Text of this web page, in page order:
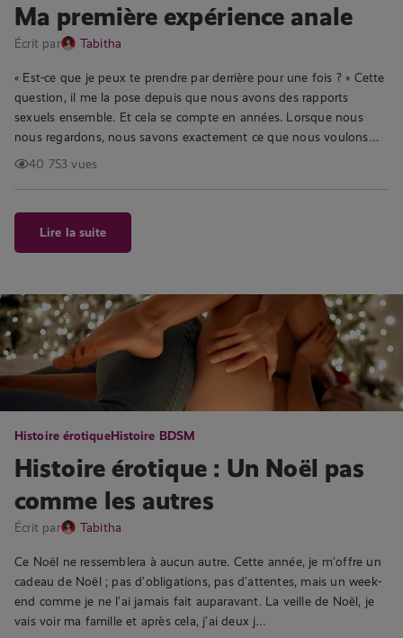
Ma première expérience anale
Écrit par Tabitha
« Est-ce que je peux te prendre par derrière pour une fois ? » Cette
question, il me la pose depuis que nous avons des rapports
sexuels ensemble. Et cela se compte en années. Lorsque nous
nous regardons, nous savons exactement ce que nous voulons…
40 753 vues
Lire la suite
Histoire érotiqueHistoire BDSM
Histoire érotique : Un Noël pas
comme les autres
Écrit par Tabitha
Ce Noël ne ressemblera à aucun autre. Cette année, je m’offre un
cadeau de Noël ; pas d’obligations, pas d’attentes, mais un week-
end comme je ne l’ai jamais fait auparavant. La veille de Noël, je
vais voir ma famille et après cela, j’ai deux j…